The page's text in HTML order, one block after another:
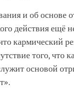
и об основе
действия ещё
кармический
того, что
основой